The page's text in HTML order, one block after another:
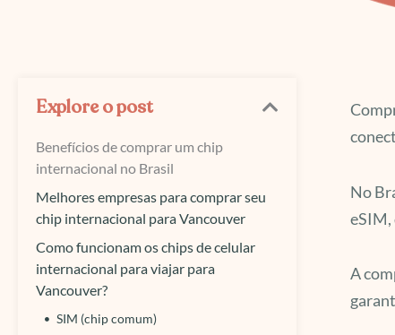
Explore o post
Benefícios de comprar um chip
internacional no Brasil
Melhores empresas para comprar seu
chip internacional para Vancouver
Como funcionam os chips de celular
internacional para viajar para
Vancouver?
SIM (chip comum)
No
eSIM,
A